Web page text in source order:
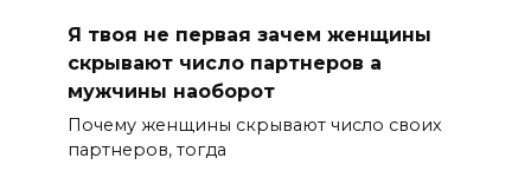
Я твоя не первая зачем женщины
скрывают число партнеров а
мужчины наоборот
Почему женщины скрывают число своих
партнеров, тогда